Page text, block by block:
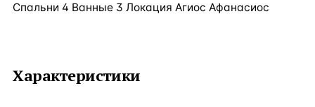
Спальни 4 Ванные 3 Локация Агиос Афанасиос
Характеристики